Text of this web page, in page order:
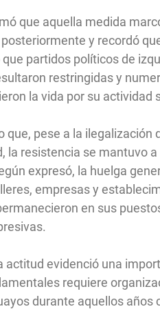
que aquella medida
y recordó
partidos políticos de
restringidas y
la vida por su actividad
que, pese a la
la resistencia se mantuvo
expresó, la huelga
empresas y
en sus
actitud evidenció una
requiere
durante aquellos